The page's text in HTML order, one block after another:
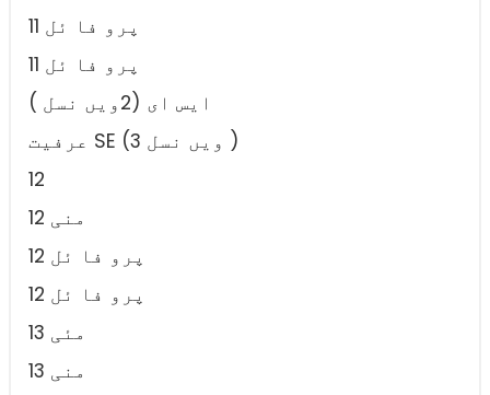
11 پرو فا ئل
11 پرو فا ئل
ایس ای (2ویں نسل )
عرفیت SE (3 ویں نسل )
12
12 منی
12 پرو فا ئل
12 پرو فا ئل
13 مئی
13 منی